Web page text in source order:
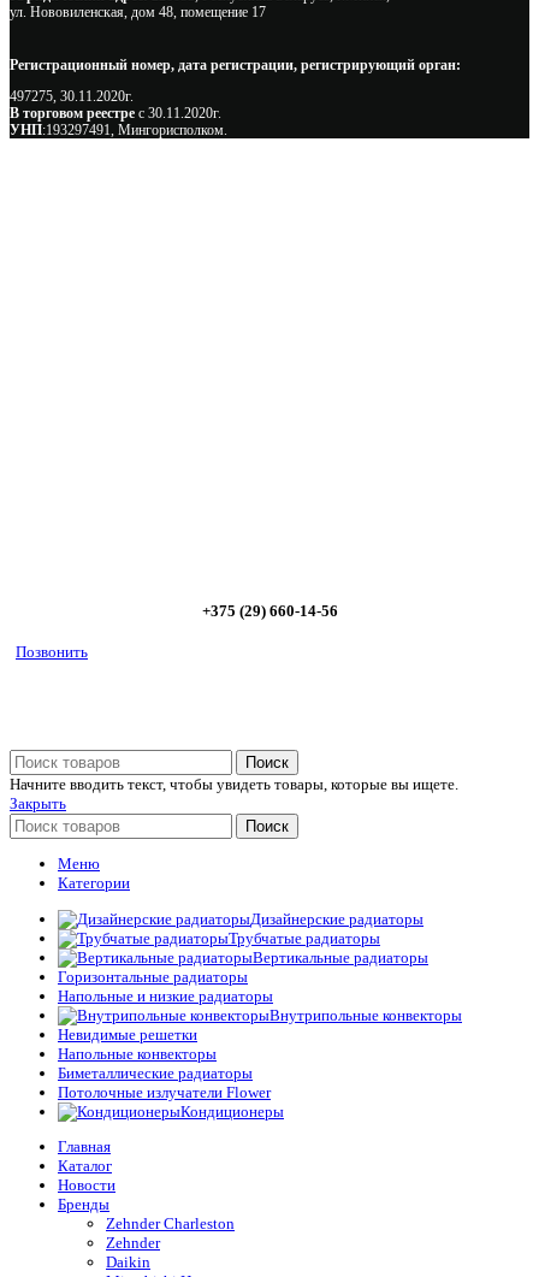
ул. Нововиленская, дом 48, помещение 17
Регистрационный номер, дата регистрации, регистрирующий орган:
497275, 30.11.2020г.
В торговом реестре с 30.11.2020г.
УНП:193297491, Мингорисполком.
+375 (29) 660-14-56
Позвонить
Поиск
Начните вводить текст, чтобы увидеть товары, которые вы ищете.
Закрыть
Поиск
Меню
Категории
Дизайнерские радиаторы
Трубчатые радиаторы
Вертикальные радиаторы
Горизонтальные радиаторы
Напольные и низкие радиаторы
Внутрипольные конвекторы
Невидимые решетки
Напольные конвекторы
Биметаллические радиаторы
Потолочные излучатели Flower
Кондиционеры
Главная
Каталог
Новости
Бренды
Zehnder Charleston
Zehnder
Daikin